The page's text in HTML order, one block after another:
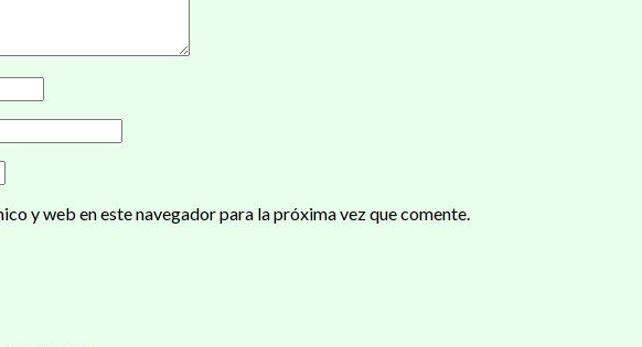
y web en este navegador para la próxima vez que comente.